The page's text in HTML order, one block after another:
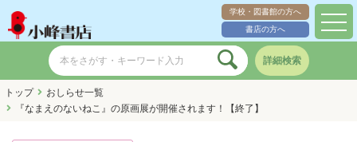
学校・図書館の方へ
書店の方へ
詳細検索
トップ
おしらせ一覧
『なまえのないねこ』の原画展が開催されます！【終了】